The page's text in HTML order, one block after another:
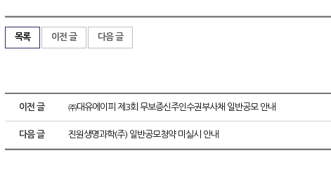
목록 이전 글 다음 글
이전 글 ㈜대유에이피 제3회 무보증신주인수권부사채 일반공모 안내
다음 글 진원생명과학(주) 일반공모청약 미실시 안내